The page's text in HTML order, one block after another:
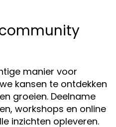
manier voor
kansen te ontdekken
groeien. Deelname
workshops en online
inzichten opleveren.